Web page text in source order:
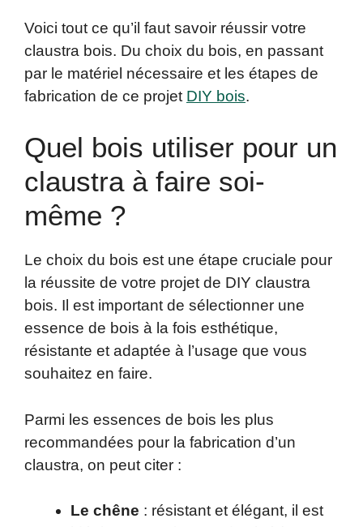
Voici tout ce qu’il faut savoir réussir votre
claustra bois. Du choix du bois, en passant
par le matériel nécessaire et les étapes de
fabrication de ce projet DIY bois.
Quel bois utiliser pour un
claustra à faire soi-
même ?
Le choix du bois est une étape cruciale pour
la réussite de votre projet de DIY claustra
bois. Il est important de sélectionner une
essence de bois à la fois esthétique,
résistante et adaptée à l’usage que vous
souhaitez en faire.
Parmi les essences de bois les plus
recommandées pour la fabrication d’un
claustra, on peut citer :
Le chêne : résistant et élégant, il est